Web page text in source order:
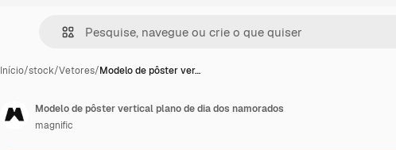
Início/stock/Vetores/Modelo de pôster ver…
Modelo de pôster vertical plano de dia dos namorados
magnific